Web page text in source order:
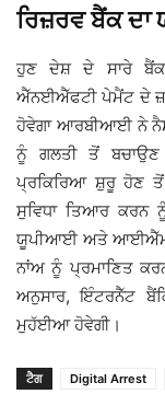
ਰਿਜ਼ਰਵ ਬੈਂਕ ਦਾ
ਹੁਣ ਦੇਸ਼ ਦੇ ਸਾਰੇ
ਐੱਨਈਐੱਫਟੀ ਪੇਮੈਂਟ ਦੇ
ਹੋਵੇਗਾ ਆਰਬੀਆਈ ਨੇ
ਨੂੰ ਗਲਤੀ ਤੋਂ
ਪ੍ਰਕਿਰਿਆ ਸ਼ੁਰੂ ਹੋਣ ਤੋਂ
ਸੁਵਿਧਾ ਤਿਆਰ ਕਰਨ
ਯੂਪੀਆਈ ਅਤੇ
ਨਾਂਅ ਨੂੰ ਪ੍ਰਮਾਣਿਤ
ਅਨੁਸਾਰ, ਇੰਟਰਨੈੱਟ
ਮੁਹੱਈਆ ਹੋਵੇਗੀ।
ਟੈਗ Digital Arrest